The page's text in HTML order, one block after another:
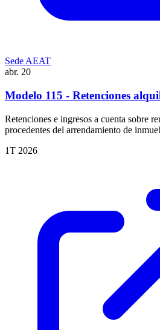
Sede AEAT
abr. 20
Modelo 115 - Retenciones
Retenciones e ingresos a cuenta sobre
procedentes del arrendamiento de
1T 2026